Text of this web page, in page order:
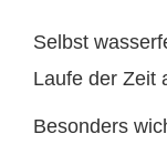
Selbst
Laufe der Zeit
Besonders